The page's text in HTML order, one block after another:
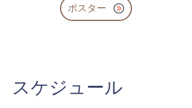
ポスター
スケジュール